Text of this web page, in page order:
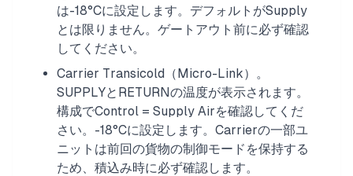
は-18°Cに設定します。デフォルトがSupply
とは限りません。ゲートアウト前に必ず確認
してください。
Carrier Transicold（Micro-Link）。
SUPPLYとRETURNの温度が表示されます。
構成でControl = Supply Airを確認してくだ
さい。-18°Cに設定します。Carrierの一部ユ
ニットは前回の貨物の制御モードを保持する
ため、積込み時に必ず確認します。